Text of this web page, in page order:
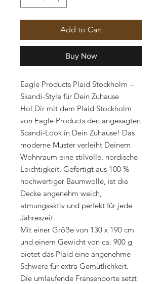
Add to Cart
Buy Now
Eagle Products Plaid Stockholm –
Skandi-Style für Dein Zuhause
Hol Dir mit dem Plaid Stockholm
von Eagle Products den angesagten
Scandi-Look in Dein Zuhause! Das
moderne Muster verleiht Deinem
Wohnraum eine stilvolle, nordische
Leichtigkeit. Gefertigt aus 100 %
hochwertiger Baumwolle, ist die
Decke angenehm weich,
atmungsaktiv und perfekt für jede
Jahreszeit.
Mit einer Größe von 130 x 190 cm
und einem Gewicht von ca. 900 g
bietet das Plaid eine angenehme
Schwere für extra Gemütlichkeit.
Die umlaufende Fransenborte setzt